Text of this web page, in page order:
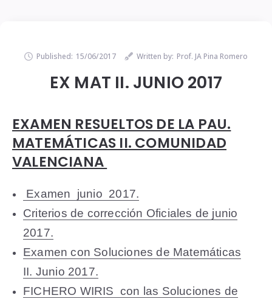
Published: 15/06/2017 Written by: Prof. JA Pina Romero
EX MAT II. JUNIO 2017
EXAMEN RESUELTOS DE LA PAU.
MATEMÁTICAS II. COMUNIDAD
VALENCIANA
Examen junio 2017.
Criterios de corrección Oficiales de junio
2017.
Examen con Soluciones de Matemáticas
II. Junio 2017.
FICHERO WIRIS con las Soluciones de